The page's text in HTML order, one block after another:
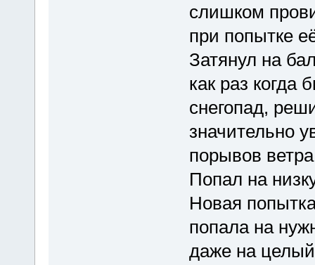
слишком
при попытке
Затянул на
как раз
снегопад,
значительно
порывов
Попал на
Новая
попала на
даже на